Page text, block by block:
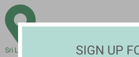
Sri Lanka
SIGN UP